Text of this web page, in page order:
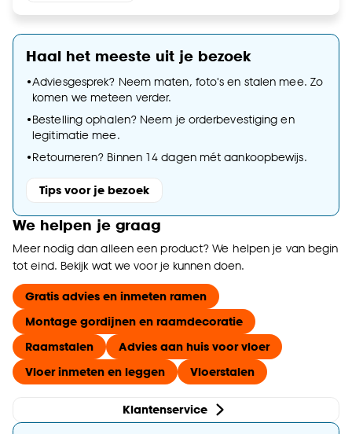
Haal het meeste uit je bezoek
•Adviesgesprek? Neem maten, foto's en stalen mee. Zo
komen we meteen verder.
•Bestelling ophalen? Neem je orderbevestiging en
legitimatie mee.
•Retourneren? Binnen 14 dagen mét aankoopbewijs.
Tips voor je bezoek
We helpen je graag
Meer nodig dan alleen een product? We helpen je van begin
tot eind. Bekijk wat we voor je kunnen doen.
Gratis advies en inmeten ramen
Montage gordijnen en raamdecoratie
Raamstalen
Advies aan huis voor vloer
Vloer inmeten en leggen
Vloerstalen
Klantenservice